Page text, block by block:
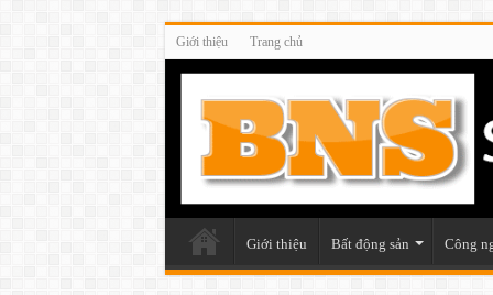
Giới thiệu Trang chủ
Giới thiệu Bất động sản Công